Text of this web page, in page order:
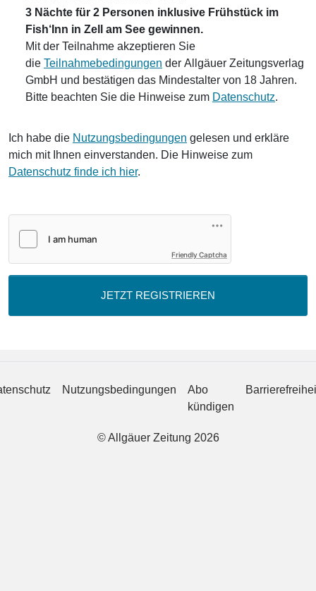
3 Nächte für 2 Personen inklusive Frühstück im
Fish‘Inn in Zell am See gewinnen.
Mit der Teilnahme akzeptieren Sie
die Teilnahmebedingungen der Allgäuer Zeitungsverlag
GmbH und bestätigen das Mindestalter von 18 Jahren.
Bitte beachten Sie die Hinweise zum Datenschutz.
Ich habe die Nutzungsbedingungen gelesen und erkläre
mich mit Ihnen einverstanden. Die Hinweise zum
Datenschutz finde ich hier.
Friendly Captcha
JETZT REGISTRIEREN
Nutzungsbedingungen
Abo
kündigen
© Allgäuer Zeitung 2026